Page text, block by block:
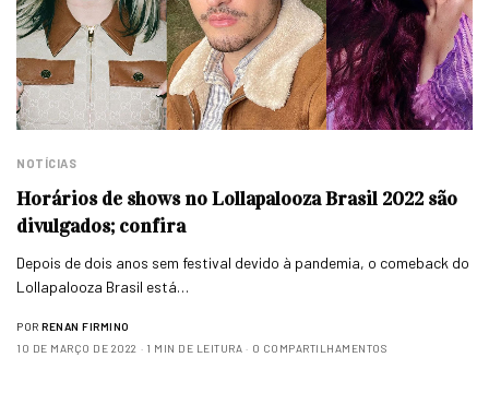
NOTÍCIAS
Horários de shows no Lollapalooza Brasil 2022 são
divulgados; confira
Depois de dois anos sem festival devido à pandemia, o comeback do
Lollapalooza Brasil está…
POR RENAN FIRMINO
10 DE MARÇO DE 2022
1 MIN DE LEITURA 0 COMPARTILHAMENTOS